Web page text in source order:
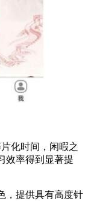
化时间，闲暇之
效率得到显著提
，提供具有高度针